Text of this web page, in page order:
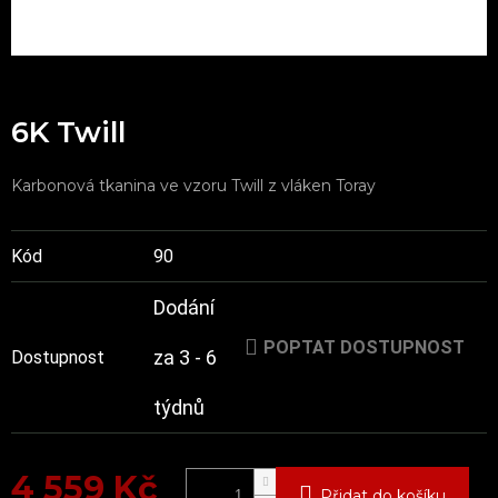
6K Twill
Karbonová tkanina ve vzoru Twill z vláken Toray
Kód 90
Dostupnost
Dodání
za 3 - 6
týdnů
POPTAT DOSTUPNOST
4 559 Kč